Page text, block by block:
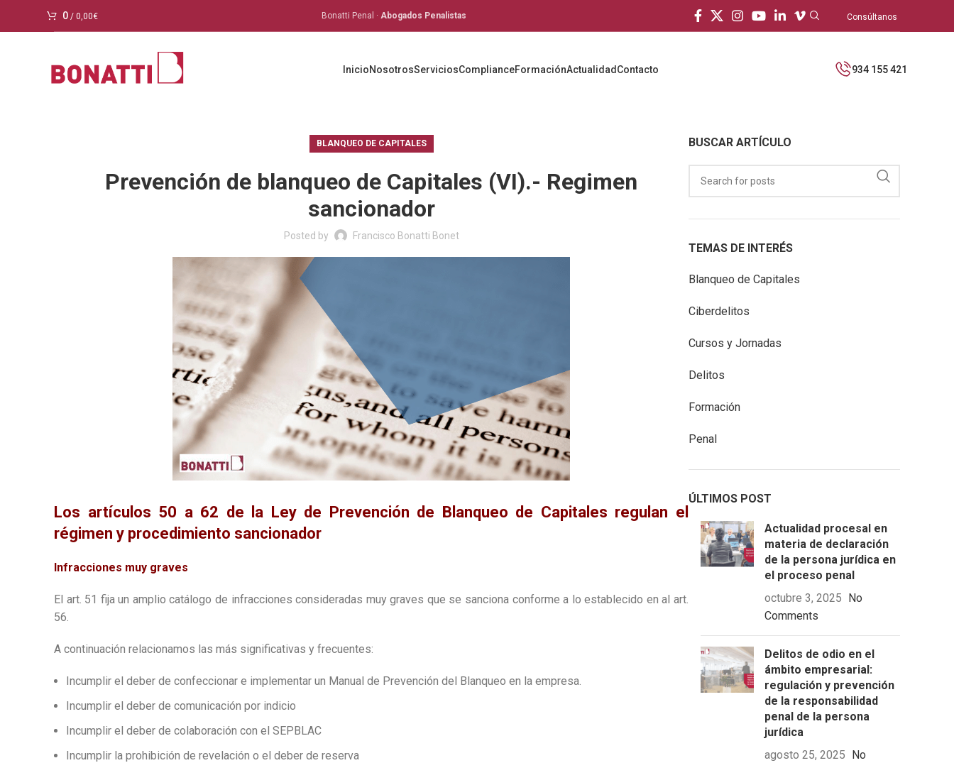
0 / 0,00€ Bonatti Penal · Abogados Penalistas Consúltanos
InicioNosotrosServiciosComplianceFormaciónActualidadContacto 934 155 421
BLANQUEO DE CAPITALES
Prevención de blanqueo de Capitales (VI).- Regimen
sancionador
Posted by Francisco Bonatti Bonet
Los artículos 50 a 62 de la Ley de Prevención de Blanqueo de Capitales regulan el
régimen y procedimiento sancionador
Infracciones muy graves
El art. 51 fija un amplio catálogo de infracciones consideradas muy graves que se sanciona conforme a lo establecido en al art.
56.
A continuación relacionamos las más significativas y frecuentes:
Incumplir el deber de confeccionar e implementar un Manual de Prevención del Blanqueo en la empresa.
Incumplir el deber de comunicación por indicio
Incumplir el deber de colaboración con el SEPBLAC
Incumplir la prohibición de revelación o el deber de reserva
BUSCAR ARTÍCULO
TEMAS DE INTERÉS
Blanqueo de Capitales
Ciberdelitos
Cursos y Jornadas
Delitos
Formación
Penal
ÚLTIMOS POST
Actualidad procesal en
materia de declaración
de la persona jurídica en
el proceso penal
octubre 3, 2025 No
Comments
Delitos de odio en el
ámbito empresarial:
regulación y prevención
de la responsabilidad
penal de la persona
jurídica
agosto 25, 2025 No